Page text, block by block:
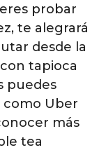
probar
te alegrará
desde la
tapioca
puedes
Uber
más
tea